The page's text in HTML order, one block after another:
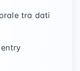
tra dati